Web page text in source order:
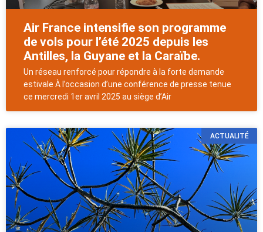
Air France intensifie son programme
de vols pour l’été 2025 depuis les
Antilles, la Guyane et la Caraïbe.
Un réseau renforcé pour répondre à la forte demande
estivale À l’occasion d’une conférence de presse tenue
ce mercredi 1er avril 2025 au siège d’Air
ACTUALITÉ